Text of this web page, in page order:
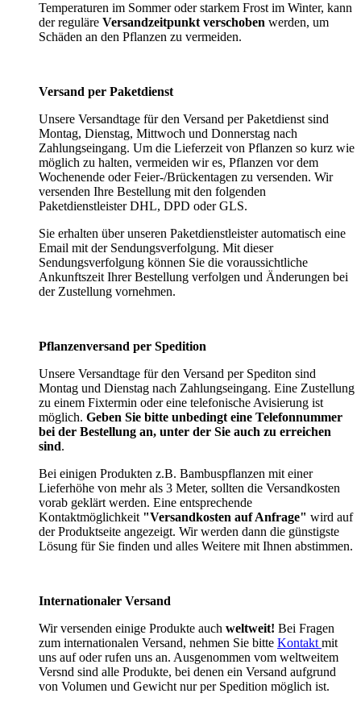
Temperaturen im Sommer oder starkem Frost im Winter, kann
der reguläre Versandzeitpunkt verschoben werden, um
Schäden an den Pflanzen zu vermeiden.
Versand per Paketdienst
Unsere Versandtage für den Versand per Paketdienst sind
Montag, Dienstag, Mittwoch und Donnerstag nach
Zahlungseingang. Um die Lieferzeit von Pflanzen so kurz wie
möglich zu halten, vermeiden wir es, Pflanzen vor dem
Wochenende oder Feier-/Brückentagen zu versenden. Wir
versenden Ihre Bestellung mit den folgenden
Paketdienstleister DHL, DPD oder GLS.
Sie erhalten über unseren Paketdienstleister automatisch eine
Email mit der Sendungsverfolgung. Mit dieser
Sendungsverfolgung können Sie die voraussichtliche
Ankunftszeit Ihrer Bestellung verfolgen und Änderungen bei
der Zustellung vornehmen.
Pflanzenversand per Spedition
Unsere Versandtage für den Versand per Spediton sind
Montag und Dienstag nach Zahlungseingang. Eine Zustellung
zu einem Fixtermin oder eine telefonische Avisierung ist
möglich. Geben Sie bitte unbedingt eine Telefonnummer
bei der Bestellung an, unter der Sie auch zu erreichen
sind.
Bei einigen Produkten z.B. Bambuspflanzen mit einer
Lieferhöhe von mehr als 3 Meter, sollten die Versandkosten
vorab geklärt werden. Eine entsprechende
Kontaktmöglichkeit "Versandkosten auf Anfrage" wird auf
der Produktseite angezeigt. Wir werden dann die günstigste
Lösung für Sie finden und alles Weitere mit Ihnen abstimmen.
Internationaler Versand
Wir versenden einige Produkte auch weltweit! Bei Fragen
zum internationalen Versand, nehmen Sie bitte Kontakt mit
uns auf oder rufen uns an. Ausgenommen vom weltweitem
Versnd sind alle Produkte, bei denen ein Versand aufgrund
von Volumen und Gewicht nur per Spedition möglich ist.